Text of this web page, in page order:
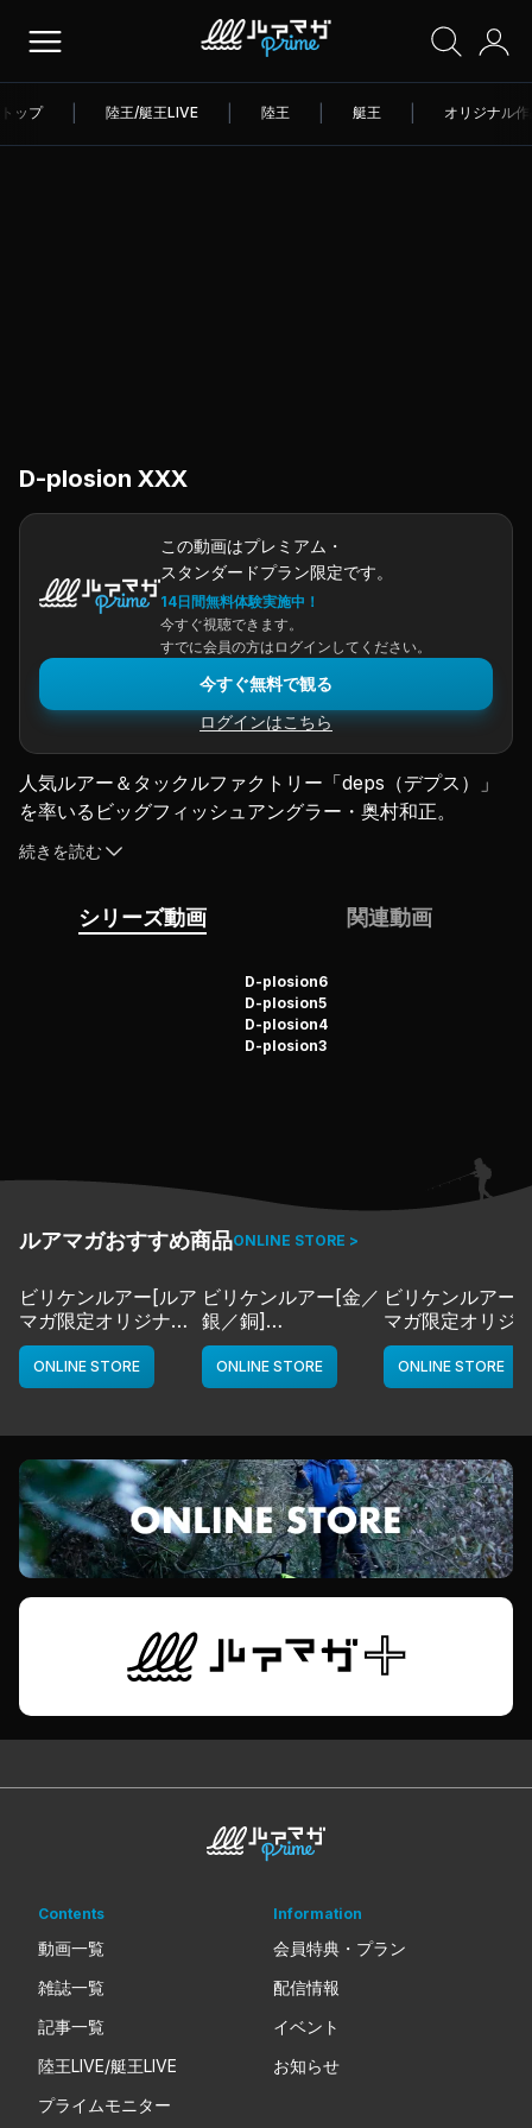
トップ 陸王/艇王LIVE 陸王 艇王 オリジナル
D-plosion XXX
この動画はプレミアム・
スタンダードプラン限定です。
14日間無料体験実施中！
今すぐ視聴できます。
すでに会員の方はログインしてください。
今すぐ無料で観る
ログインはこちら
人気ルアー＆タックルファクトリー「deps（デプス）」
を率いるビッグフィッシュアングラー・奥村和正。
その奥村が長年温めてきた怪魚釣行「マーレイコッド in
オーストラリア」をルアーマガジンが独占取材！
シュイーター」×「トップウォーターゲーム」という展開
で、褐色の巨躯が超連発！
さまざまな秘境をめぐる、4日間のビッグフィッシュクル
続きを読む
シリーズ動画 関連動画
D-plosion6
D-plosion5
D-plosion4
D-plosion3
ルアマガおすすめ商品ONLINE STORE >
ビリケンルアー[ルア
マガ限定オリジナル
カラー／LMチャー
ト]
deps
ONLINE STORE
ビリケンルアー[金／
銀／銅]
deps
ONLINE STORE
ビリケンルアー[
マガ限定オリジ
カラー／LMボー
ワイト]
deps
ONLINE STORE
Contents
動画一覧
雑誌一覧
記事一覧
陸王LIVE/艇王LIVE
プライムモニター
Information
会員特典・プラン
配信情報
イベント
お知らせ